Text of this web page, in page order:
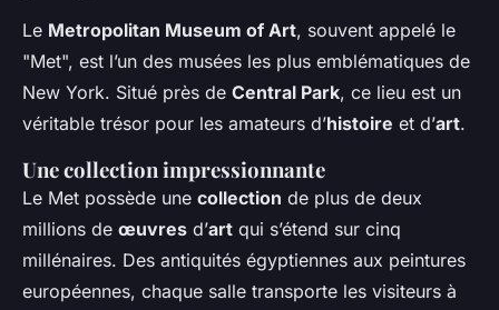
Le Metropolitan Museum of Art, souvent appelé le
"Met", est l’un des musées les plus emblématiques de
New York. Situé près de Central Park, ce lieu est un
véritable trésor pour les amateurs d’histoire et d’art.
Une collection impressionnante
Le Met possède une collection de plus de deux
millions de œuvres d’art qui s’étend sur cinq
millénaires. Des antiquités égyptiennes aux peintures
européennes, chaque salle transporte les visiteurs à